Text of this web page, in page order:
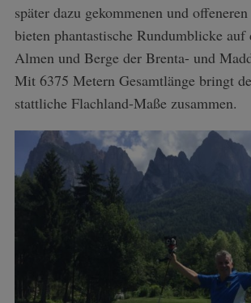
später dazu gekommenen und
bieten phantastische Rundumblicke
Almen und Berge der Brenta- und
Mit 6375 Metern Gesamtlänge bringt
stattliche Flachland-Maße zusammen.